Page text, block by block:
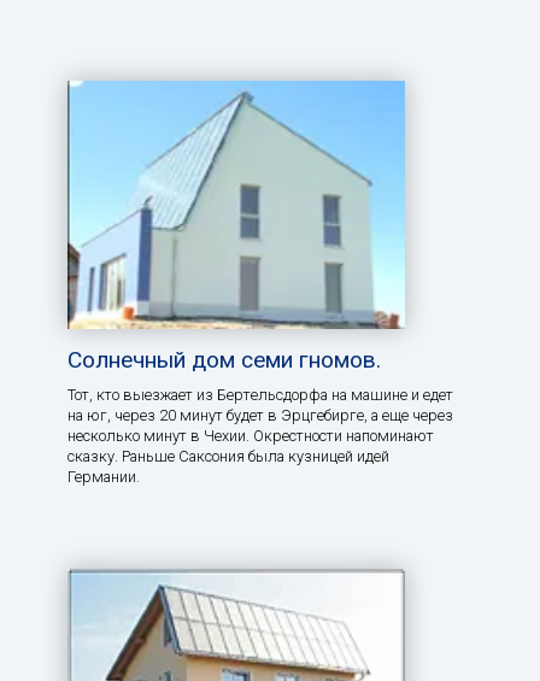
Солнечный дом семи гномов.
Тот, кто выезжает из Бертельсдорфа на машине и едет
на юг, через 20 минут будет в Эрцгебирге, а еще через
несколько минут в Чехии. Окрестности напоминают
сказку. Раньше Саксония была кузницей идей
Германии.